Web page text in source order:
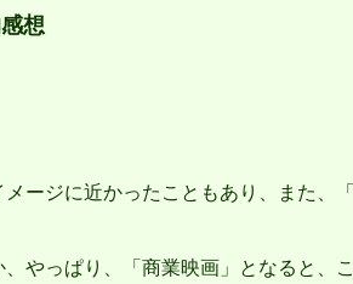
想
ージに近かったこともあり、また
やっぱり、「商業映画」となると、